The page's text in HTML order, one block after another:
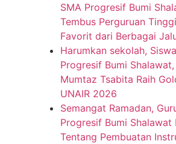
SMA Progresif Bumi
Tembus Perguruan
Favorit dari Berbagai
Harumkan sekolah,
Progresif Bumi
Mumtaz Tsabita Raih
UNAIR 2026
Semangat Ramadan,
Progresif Bumi Shalawat
Tentang Pembuatan